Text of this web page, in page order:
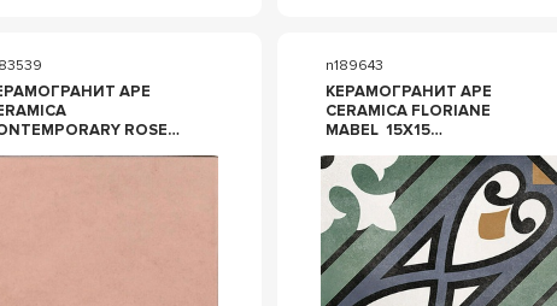
APE
ROSE
n189643
КЕРАМОГРАНИТ APE
CERAMICA FLORIANE
MABEL 15Х15